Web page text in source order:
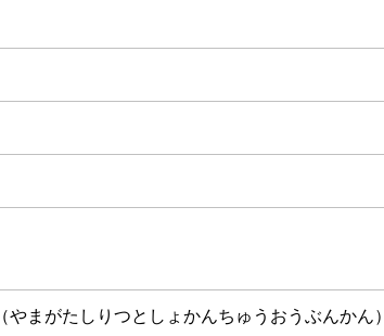
（やまがたしりつとしょかんちゅうおうぶんかん）